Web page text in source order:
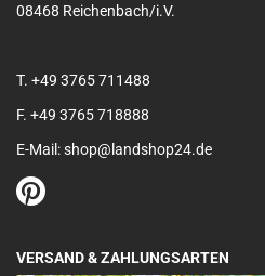
08468 Reichenbach/i.V.
T. +49 3765 711488
F. +49 3765 718888
E-Mail: shop@landshop24.de
VERSAND & ZAHLUNGSARTEN